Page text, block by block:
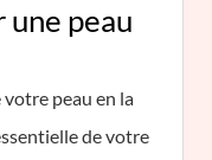
peau
votre peau en la
de votre